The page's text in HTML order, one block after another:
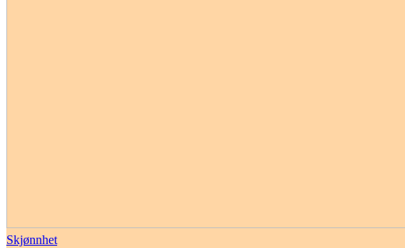
Skjønnhet